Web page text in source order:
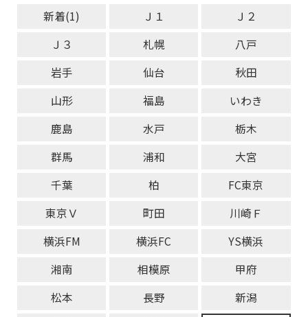
新着(1) Ｊ１
Ｊ２
Ｊ３
札幌
八戸
岩手
仙台
秋田
山形
福島
いわき
鹿島
水戸
栃木
群馬
浦和
大宮
千葉
柏
FC東京
東京Ｖ
町田
川崎Ｆ
横浜FM
横浜FC
YS横浜
湘南
相模原
甲府
松本
長野
新潟